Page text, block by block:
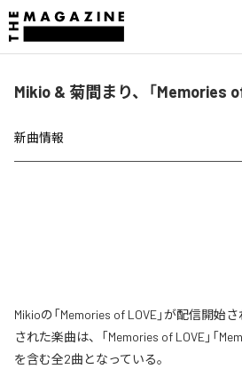
Mikio & 菊間まり、「Memories
新曲情報
Mikioの「Memories of LOVE」が配信開始
された楽曲は、「Memories of LOVE」「
を含む全2曲となっている。